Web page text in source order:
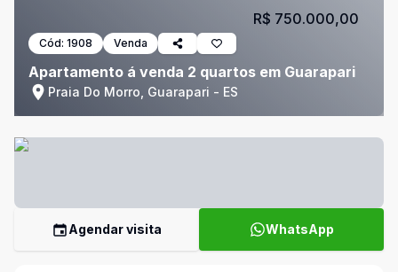
Cód: 1908 Venda
Apartamento á venda 2 quartos em Guarapari
Praia Do Morro, Guarapari - ES
R$ 750.000,00
Agendar visita WhatsApp